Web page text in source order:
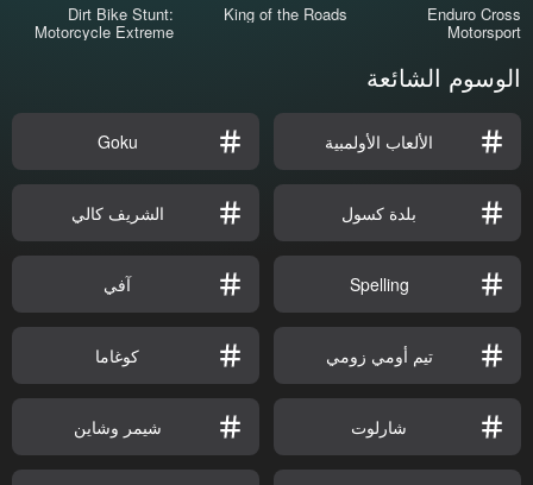
Enduro Cross
Motorsport
King of the Roads
Dirt Bike Stunt:
Motorcycle Extreme
الوسوم الشائعة
الألعاب الأولمبية Goku
بلدة كسول الشريف كالي
Spelling آفي
تيم أومي زومي كوغاما
شارلوت شيمر وشاين